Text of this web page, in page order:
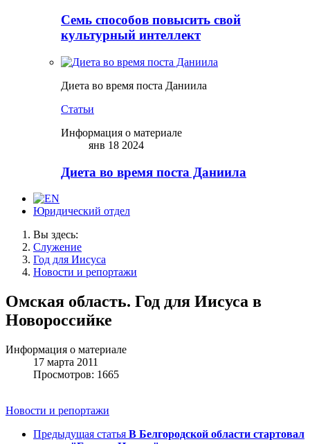
Семь способов повысить свой
культурный интеллект
Диета во время поста Даниила
Статьи
Информация о материале
янв 18 2024
Диета во время поста Даниила
Юридический отдел
Вы здесь:
Служение
Год для Иисуса
Новости и репортажи
Омская область. Год для Иисуса в
Новороссийке
Информация о материале
17 марта 2011
Просмотров: 1665
Новости и репортажи
Предыдущая статья В Белгородской области стартовал